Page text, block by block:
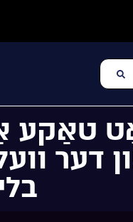
טאַקע אַ
דער